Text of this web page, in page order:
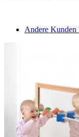
Andere Kunden